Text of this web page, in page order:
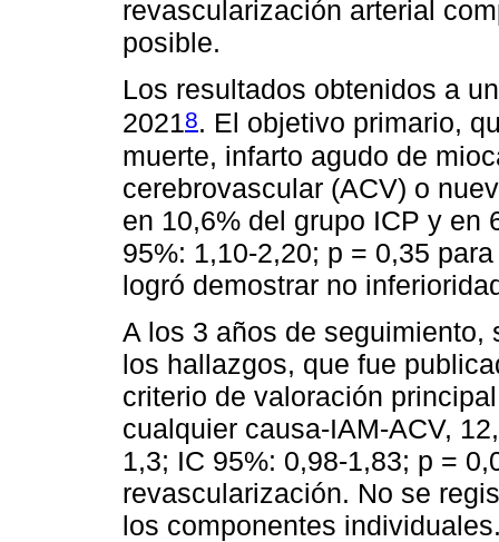
revascularización arterial
posible.
Los resultados obtenidos a
20218. El objetivo primario,
muerte, infarto agudo de
cerebrovascular (ACV) o
en 10,6% del grupo ICP y en
95%: 1,10-2,20; p = 0,35
logró demostrar no
A los 3 años de
los hallazgos, que fue
criterio de valoración
cualquier causa-IAM-ACV,
1,3; IC 95%: 0,98-1,83; p =
revascularización. No se
los componentes